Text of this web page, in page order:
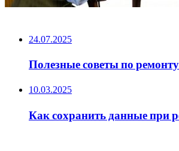
24.07.2025
Полезные советы по
10.03.2025
Как сохранить данные при